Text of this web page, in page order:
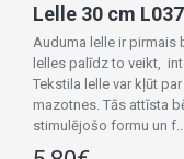
Lelle 30 cm
Auduma lelle ir pirmais
lelles palīdz to veikt,
Tekstila lelle var kļūt
mazotnes. Tās attīsta
stimulējošo formu un f..